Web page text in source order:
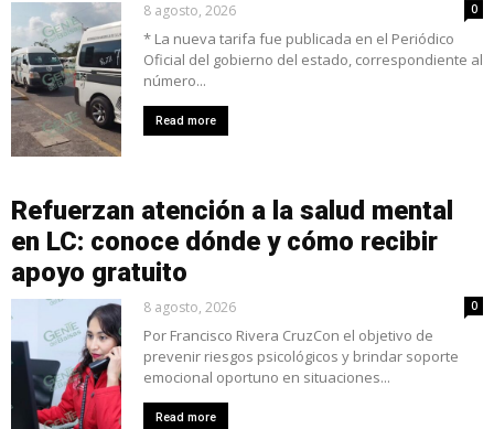
8 agosto, 2026 0
* La nueva tarifa fue publicada en el Periódico
Oficial del gobierno del estado, correspondiente al
número...
Read more
Refuerzan atención a la salud mental
en LC: conoce dónde y cómo recibir
apoyo gratuito
8 agosto, 2026 0
Por Francisco Rivera CruzCon el objetivo de
prevenir riesgos psicológicos y brindar soporte
emocional oportuno en situaciones...
Read more